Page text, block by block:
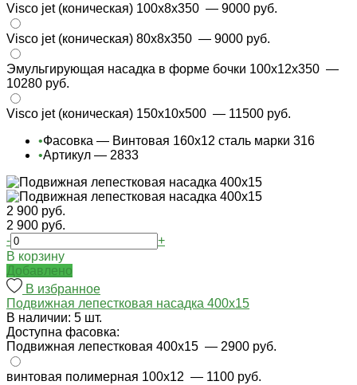
Visco jet (коническая) 100х8х350 — 9000 руб.
Visco jet (коническая) 80х8х350 — 9000 руб.
Эмульгирующая насадка в форме бочки 100x12x350 —
10280 руб.
Visco jet (коническая) 150х10х500 — 11500 руб.
•Фасовка — Винтовая 160х12 сталь марки 316
•Артикул — 2833
2 900 руб.
2 900 руб.
-
+
В корзину
Добавлено
В избранное
Подвижная лепестковая насадка 400х15
В наличии: 5 шт.
Доступна фасовка:
Подвижная лепестковая 400х15 — 2900 руб.
винтовая полимерная 100х12 — 1100 руб.